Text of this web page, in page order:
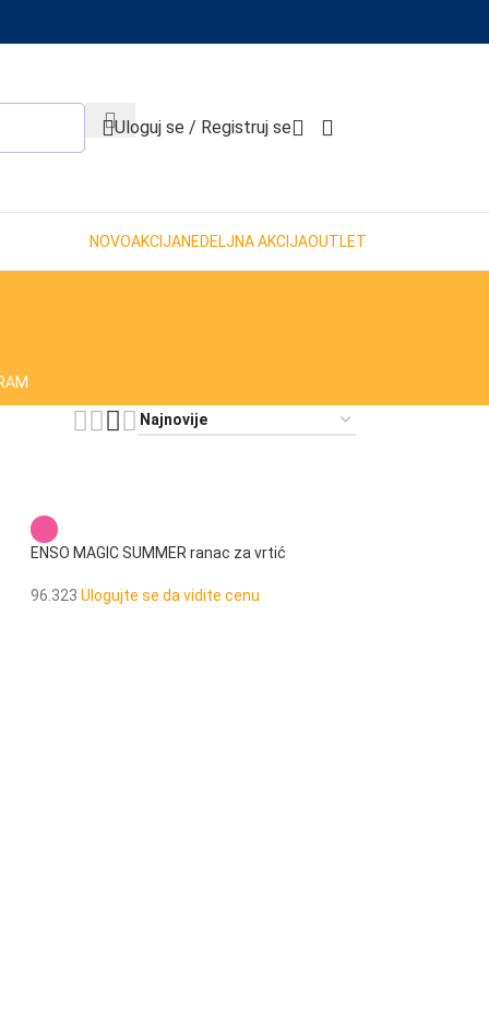
When autocomplete results are available use up and
Uloguj se / Registruj se
NOVOAKCIJANEDELJNA AKCIJAOUTLET
ENSO MAGIC SUMMER ranac za vrtić
96.323 Ulogujte se da vidite cenu